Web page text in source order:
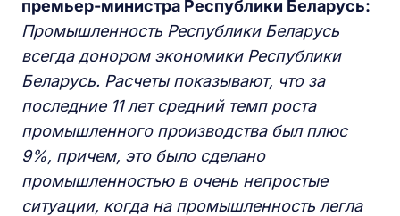
премьер-министра Республики Беларусь:
Промышленность Республики Беларусь
всегда донором экономики Республики
Беларусь. Расчеты показывают, что за
последние 11 лет средний темп роста
промышленного производства был плюс
9%, причем, это было сделано
промышленностью в очень непростые
ситуации, когда на промышленность легла